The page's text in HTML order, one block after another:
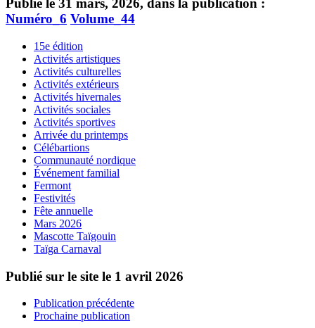
Publié le 31 mars, 2026, dans la publication :
Numéro_6 Volume_44
15e édition
Activités artistiques
Activités culturelles
Activités extérieurs
Activités hivernales
Activités sociales
Activités sportives
Arrivée du printemps
Célébartions
Communauté nordique
Événement familial
Fermont
Festivités
Fête annuelle
Mars 2026
Mascotte Taïgouin
Taïga Carnaval
Publié sur le site le 1 avril 2026
Publication précédente
Prochaine publication